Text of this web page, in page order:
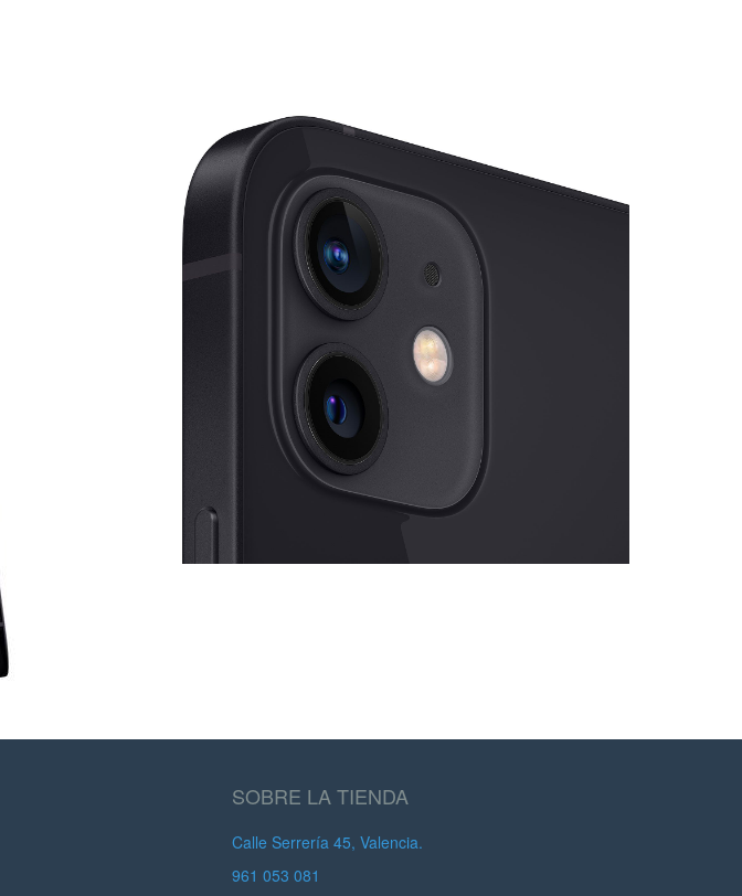
SOBRE LA TIENDA
Calle Serrería 45, Valencia.
961 053 081